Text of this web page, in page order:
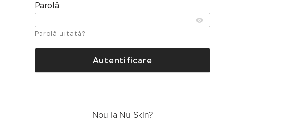
Parolă
Parolă uitată?
Nou la Nu Skin?